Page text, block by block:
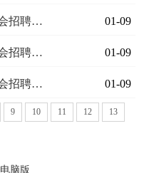
中国民生银行深圳分行2020年社会招聘启事 01-09
中国民生银行上海分行2020年社会招聘启事 01-09
中国民生银行南京分行2020年社会招聘启事 01-09
9 10 11 12
13
电脑版